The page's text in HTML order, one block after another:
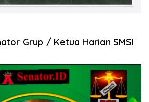
Grup / Ketua Harian SMSI